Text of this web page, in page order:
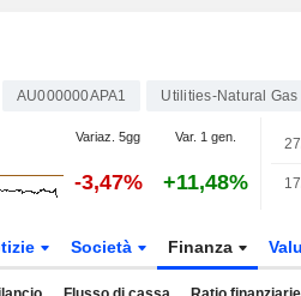
AU000000APA1 Utilities-Natural Gas
Variaz. 5gg Var. 1 gen.
-3,47% +11,48%
Società Finanza